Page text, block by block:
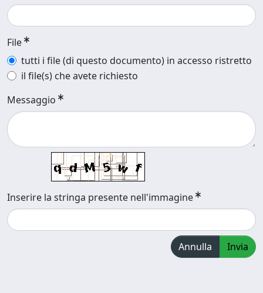
File
tutti i file (di questo documento) in accesso ristretto
il file(s) che avete richiesto
Messaggio
Inserire la stringa presente nell'immagine
Annulla Invia